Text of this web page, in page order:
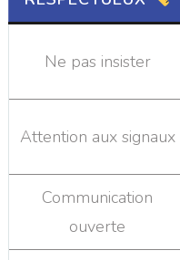
Ne pas insister
Attention aux signaux
Communication
ouverte